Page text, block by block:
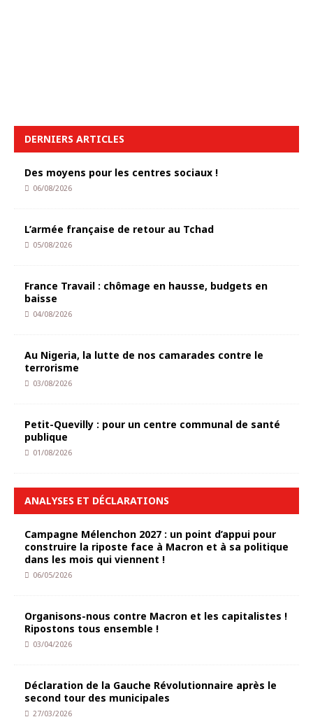
DERNIERS ARTICLES
Des moyens pour les centres sociaux !
06/08/2026
L’armée française de retour au Tchad
05/08/2026
France Travail : chômage en hausse, budgets en
baisse
04/08/2026
Au Nigeria, la lutte de nos camarades contre le
terrorisme
03/08/2026
Petit-Quevilly : pour un centre communal de santé
publique
01/08/2026
ANALYSES ET DÉCLARATIONS
Campagne Mélenchon 2027 : un point d’appui pour
construire la riposte face à Macron et à sa politique
dans les mois qui viennent !
06/05/2026
Organisons-nous contre Macron et les capitalistes !
Ripostons tous ensemble !
03/04/2026
Déclaration de la Gauche Révolutionnaire après le
second tour des municipales
27/03/2026